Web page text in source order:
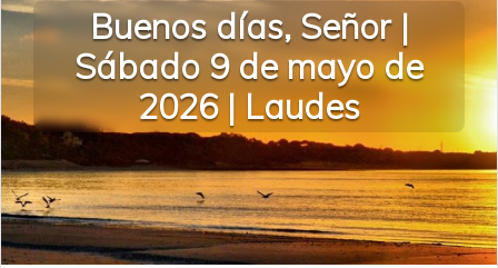
Buenos días, Señor |
Sábado 9 de mayo de
2026 | Laudes